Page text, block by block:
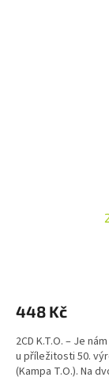
448 Kč
2CD K.T.O. – Je
u příležitosti 50.
(Kampa T.O.). Na